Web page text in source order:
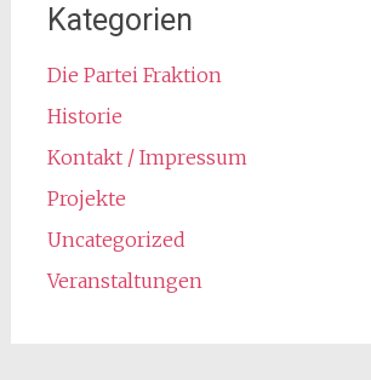
Kategorien
Die Partei Fraktion
Historie
Kontakt / Impressum
Projekte
Uncategorized
Veranstaltungen